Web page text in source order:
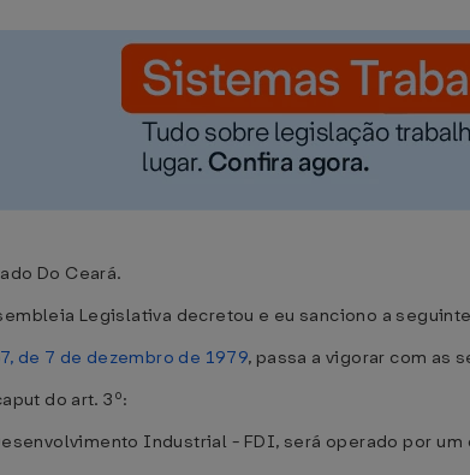
Do Ceará.
Legislativa decretou e eu sanciono a
de 7 de dezembro de 1979, passa a vigorar com as
do art. 3º:
Industrial - FDI, será operado por